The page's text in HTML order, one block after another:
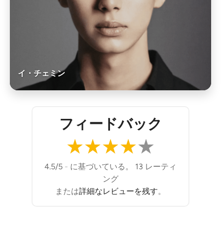
イ・チェミン
フィードバック
★★★★★
4.5/5 - に基づいている。 13 レーティ
ング
または詳細なレビューを残す。